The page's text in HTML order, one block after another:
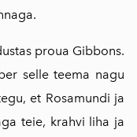
proua Gibbons.
selle teema nagu
et Rosamundi ja
teie, krahvi liha ja